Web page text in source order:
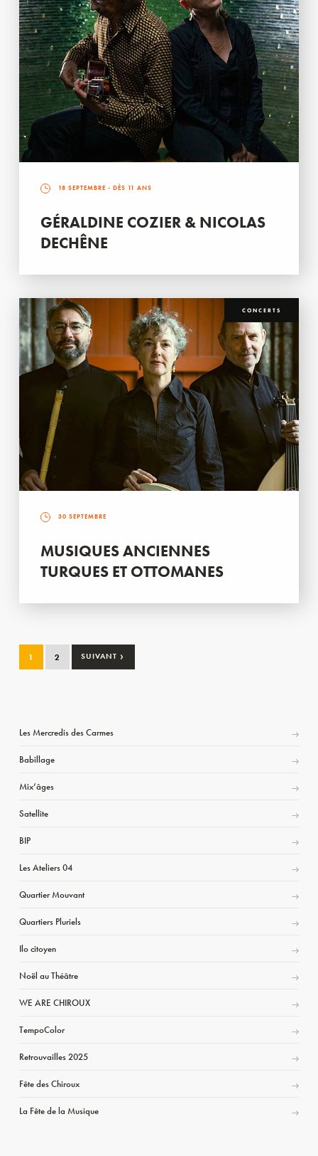
18 SEPTEMBRE - DÈS 11 ANS
GÉRALDINE COZIER & NICOLAS
DECHÊNE
CONCERTS
30 SEPTEMBRE
MUSIQUES ANCIENNES
TURQUES ET OTTOMANES
1 2 SUIVANT ›
Les Mercredis des Carmes
Babillage
Mix’âges
Satellite
BIP
Les Ateliers 04
Quartier Mouvant
Quartiers Pluriels
Ilo citoyen
Noël au Théâtre
WE ARE CHIROUX
TempoColor
Retrouvailles 2025
Fête des Chiroux
La Fête de la Musique